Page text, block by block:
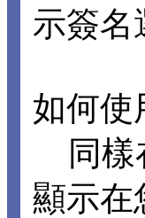
示簽名
如何使
同樣
顯示在